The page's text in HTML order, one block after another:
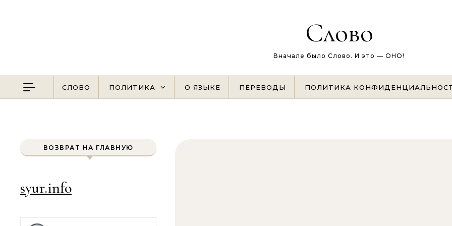
Слово
Вначале было Слово. И это — ОНО!
СЛОВО ПОЛИТИКА О ЯЗЫКЕ ПЕРЕВОДЫ ПОЛИТИКА
ВОЗВРАТ НА ГЛАВНУЮ
syur.info